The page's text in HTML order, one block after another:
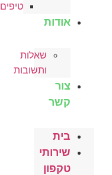
טיפים
אודות
שאלות
ותשובות
צור
קשר
בית
שירותי
טקפון